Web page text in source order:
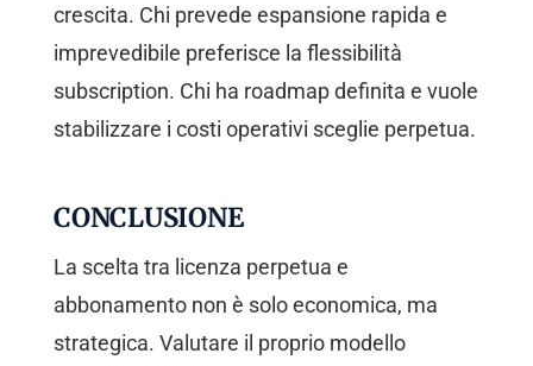
crescita. Chi prevede espansione rapida e
imprevedibile preferisce la flessibilità
subscription. Chi ha roadmap definita e vuole
stabilizzare i costi operativi sceglie perpetua.
CONCLUSIONE
La scelta tra licenza perpetua e
abbonamento non è solo economica, ma
strategica. Valutare il proprio modello